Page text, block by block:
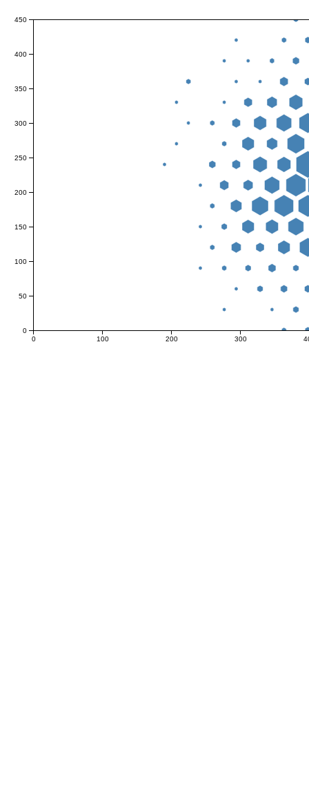
0
50
100
150
200
250
300
350
400
450
0 100 200 300